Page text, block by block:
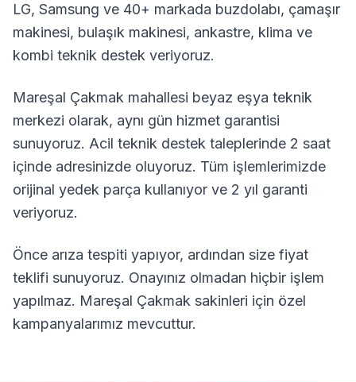
LG, Samsung ve 40+ markada buzdolabı, çamaşır
makinesi, bulaşık makinesi, ankastre, klima ve
kombi teknik destek veriyoruz.
Mareşal Çakmak mahallesi beyaz eşya teknik
merkezi olarak, aynı gün hizmet garantisi
sunuyoruz. Acil teknik destek taleplerinde 2 saat
içinde adresinizde oluyoruz. Tüm işlemlerimizde
orijinal yedek parça kullanıyor ve 2 yıl garanti
veriyoruz.
Önce arıza tespiti yapıyor, ardından size fiyat
teklifi sunuyoruz. Onayınız olmadan hiçbir işlem
yapılmaz. Mareşal Çakmak sakinleri için özel
kampanyalarımız mevcuttur.